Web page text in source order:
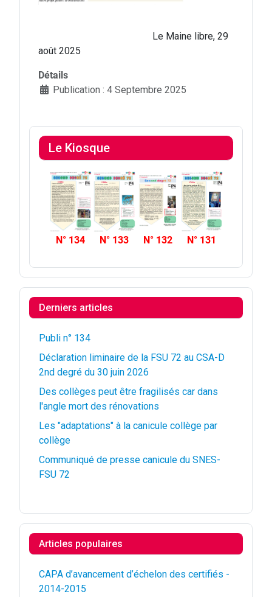
Le Maine libre, 29
août 2025
Détails
Publication : 4 Septembre 2025
Le Kiosque
N° 134 N° 133 N° 132 N° 131
Derniers articles
Publi n° 134
Déclaration liminaire de la FSU 72 au CSA-D
2nd degré du 30 juin 2026
Des collèges peut être fragilisés car dans
l'angle mort des rénovations
Les "adaptations" à la canicule collège par
collège
Communiqué de presse canicule du SNES-
FSU 72
Articles populaires
CAPA d’avancement d’échelon des certifiés -
2014-2015